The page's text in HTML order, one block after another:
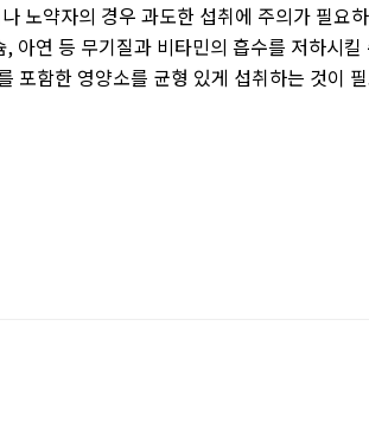
노약자의 경우 과도한 섭취에 주의가 필요하
, 아연 등 무기질과 비타민의 흡수를 저하시킬
포함한 영양소를 균형 있게 섭취하는 것이